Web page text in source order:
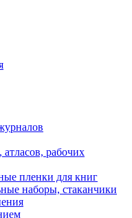
рабочих
пленки для книг
наборы, стаканчики